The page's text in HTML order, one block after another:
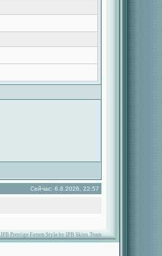
Сейчас: 6.8.2026, 22:57
IPB Prestige Forum Style by IPB Skins Team